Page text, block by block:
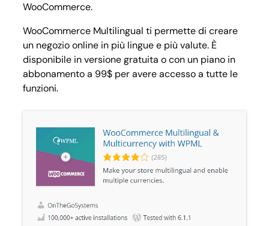
WooCommerce.
WooCommerce Multilingual ti permette di creare
un negozio online in più lingue e più valute. È
disponibile in versione gratuita o con un piano in
abbonamento a 99$ per avere accesso a tutte le
funzioni.